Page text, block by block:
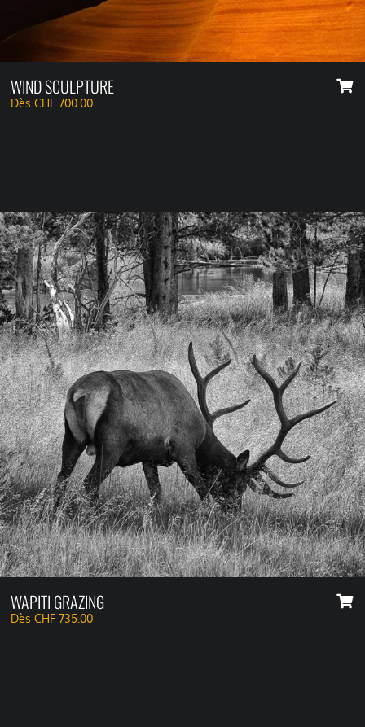
WIND SCULPTURE
DèsCHF 700.00
WAPITI GRAZING
DèsCHF 735.00